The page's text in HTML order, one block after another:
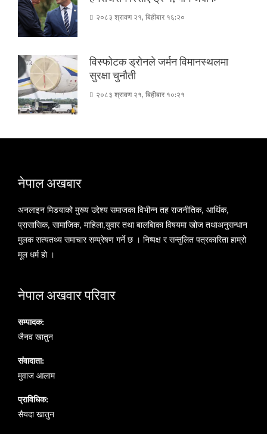
२०८३ श्रावण २१, बिहीबार १६:२०
विस्फोटक ड्रोनले जर्मन विमानस्थलमा
सुरक्षा चुनौती
२०८३ श्रावण २१, बिहीबार १०:२१
नेपाल अखबार
अनलाइन मिडयाको मुख्य उद्देश्य समाजका विभीन्न तह राजनीतिक, आर्थिक,
प्रासासिक, सामाजिक, माहिला,युवार तथा बालबािका विषयमा खोज तथाअनुसन्धान
मुलक सत्यतथ्य समाचार सम्प्रेषण गर्ने छ । निष्पक्ष र सन्तुलित पत्रकारिता हाम्रो
मूल धर्म हो ।
नेपाल अखवार परिवार
सम्पादक:
जैनव खातुन
संवादाता:
मुवाज आलाम
प्राविधिक:
सैयदा खातुन